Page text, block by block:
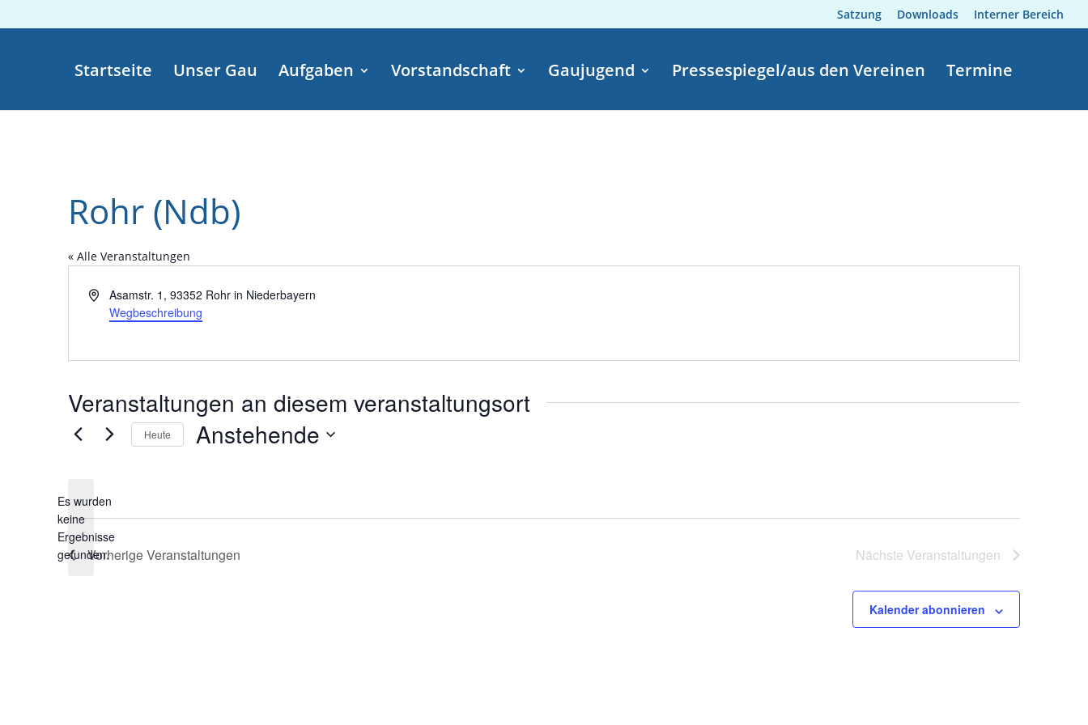
Satzung Downloads Interner Bereich
Startseite Unser Gau Aufgaben Vorstandschaft Gaujugend Pressespiegel/aus den Vereinen Termine
Rohr (Ndb)
« Alle Veranstaltungen
AdresseAsamstr. 1, 93352 Rohr in Niederbayern
Wegbeschreibung
Veranstaltungen an diesem veranstaltungsort
Hinweis
Es wurden
keine
Ergebnisse
gefunden.
Heute Anstehende
VorherigeVeranstaltungen Nächste Veranstaltungen
Kalender abonnieren